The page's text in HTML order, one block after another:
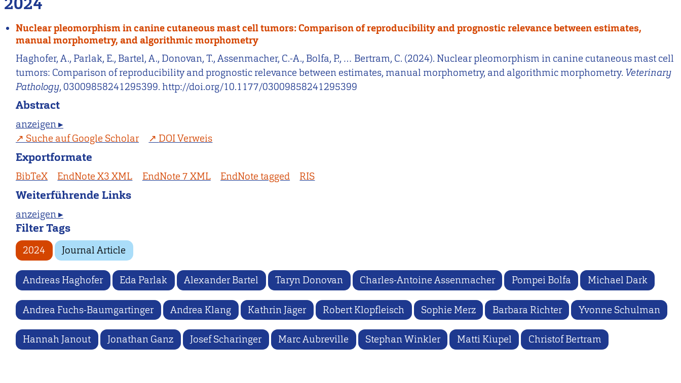
Nuclear pleomorphism in canine cutaneous mast cell tumors: Comparison of reproducibility and prognostic relevance between estimates,
manual morphometry, and algorithmic morphometry
Haghofer, A., Parlak, E., Bartel, A., Donovan, T., Assenmacher, C.-A., Bolfa, P., … Bertram, C. (2024). Nuclear pleomorphism in canine cutaneous mast cell
tumors: Comparison of reproducibility and prognostic relevance between estimates, manual morphometry, and algorithmic morphometry. Veterinary
Pathology, 03009858241295399. http://doi.org/10.1177/03009858241295399
Abstract
anzeigen ▸
Suche auf Google Scholar
DOI Verweis
Exportformate
BibTeX EndNote X3 XML EndNote 7 XML EndNote tagged RIS
Weiterführende Links
anzeigen ▸
Filter Tags
2024 Journal Article
Andreas Haghofer Eda Parlak Alexander Bartel Taryn Donovan Charles-Antoine Assenmacher Pompei Bolfa Michael Dark
Andrea Fuchs-Baumgartinger Andrea Klang Kathrin Jäger Robert Klopfleisch Sophie Merz Barbara Richter Yvonne Schulman
Hannah Janout Jonathan Ganz Josef Scharinger Marc Aubreville Stephan Winkler Matti Kiupel Christof Bertram